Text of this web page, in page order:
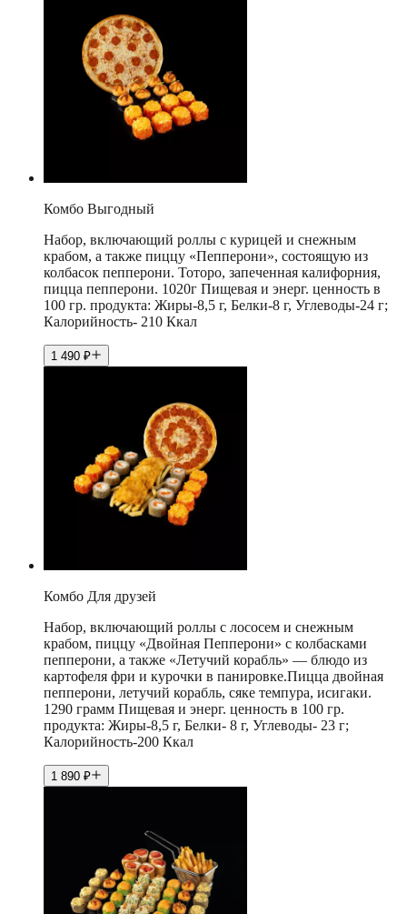
Комбо Выгодный
Набор, включающий роллы с курицей и снежным
крабом, а также пиццу «Пепперони», состоящую из
колбасок пепперони. Тоторо, запеченная калифорния,
пицца пепперони. 1020г Пищевая и энерг. ценность в
100 гр. продукта: Жиры-8,5 г, Белки-8 г, Углеводы-24 г;
Калорийность- 210 Ккал
1 490 ₽
Комбо Для друзей
Набор, включающий роллы с лососем и снежным
крабом, пиццу «Двойная Пепперони» с колбасками
пепперони, а также «Летучий корабль» — блюдо из
картофеля фри и курочки в панировке.Пицца двойная
пепперони, летучий корабль, сяке темпура, исигаки.
1290 грамм Пищевая и энерг. ценность в 100 гр.
продукта: Жиры-8,5 г, Белки- 8 г, Углеводы- 23 г;
Калорийность-200 Ккал
1 890 ₽